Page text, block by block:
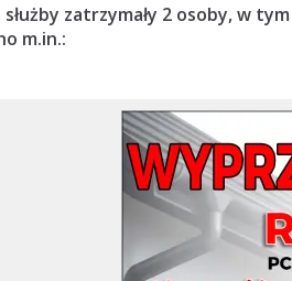
służby zatrzymały 2 osoby, w
m.in.: